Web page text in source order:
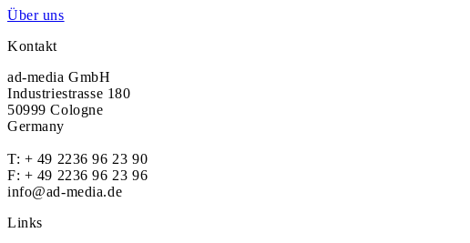
Über uns
Kontakt
ad-media GmbH
Industriestrasse 180
50999 Cologne
Germany
T: + 49 2236 96 23 90
F: + 49 2236 96 23 96
info@ad-media.de
Links